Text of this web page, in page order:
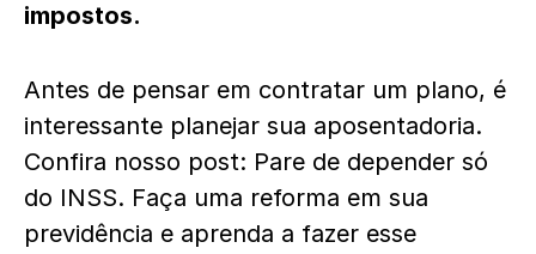
impostos.
Antes de pensar em contratar um plano, é
interessante planejar sua aposentadoria.
Confira nosso post: Pare de depender só
do INSS. Faça uma reforma em sua
previdência e aprenda a fazer esse